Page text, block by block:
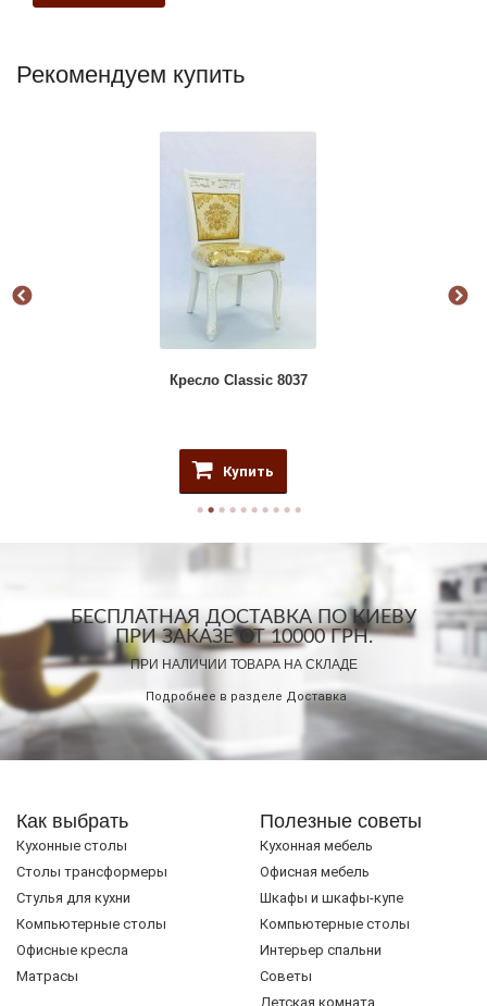
Рекомендуем купить
Кресло Classic 8037
Купить
БЕСПЛАТНАЯ ДОСТАВКА ПО КИЕВУ
ПРИ ЗАКАЗЕ ОТ 10000 ГРН.
ПРИ НАЛИЧИИ ТОВАРА НА СКЛАДЕ
Подробнее в разделе Доставка
Как выбрать
Кухонные столы
Cтолы трансформеры
Стулья для кухни
Компьютерные столы
Офисные кресла
Матрасы
Полезные советы
Кухонная мебель
Офисная мебель
Шкафы и шкафы-купе
Компьютерные столы
Интерьер спальни
Советы
Детская комната